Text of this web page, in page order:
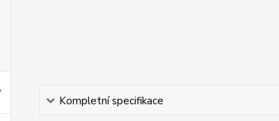
Kompletní specifikace